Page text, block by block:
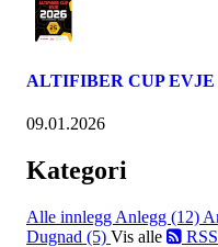
ALTIFIBER CUP EVJE
09.01.2026
Kategori
Alle innlegg Anlegg (12)
Dugnad (5) Vis alle RSS